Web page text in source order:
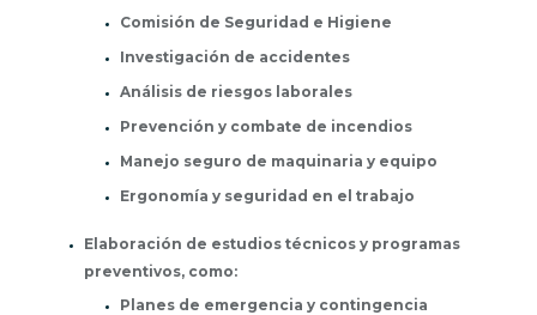
Comisión de Seguridad e Higiene
Investigación de accidentes
Análisis de riesgos laborales
Prevención y combate de incendios
Manejo seguro de maquinaria y equipo
Ergonomía y seguridad en el trabajo
Elaboración de estudios técnicos y programas
preventivos, como:
Planes de emergencia y contingencia